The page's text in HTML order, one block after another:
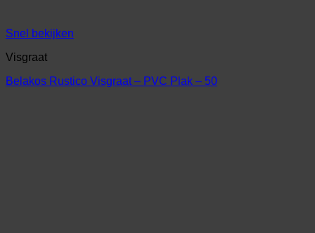
Snel bekijken
Visgraat
Belakos Rustico Visgraat – PVC Plak – 50